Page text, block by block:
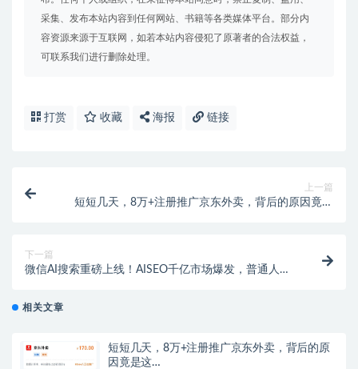
采集、发布本站内容到任何网站、书籍等各类媒体平台。部分内
容资源来源于互联网，如若本站内容侵犯了原著者的合法权益，
可联系我们进行删除处理。
打赏 收藏 海报 链接
上一篇
短短几天，8万+注册推广京东外卖，背后的原因竟是
下一篇
微信AI搜索重磅上线！AISEO千亿市场爆发，普通人如
相关文章
短短几天，8万+注册推广京东外卖，背后的原
因竟是这…